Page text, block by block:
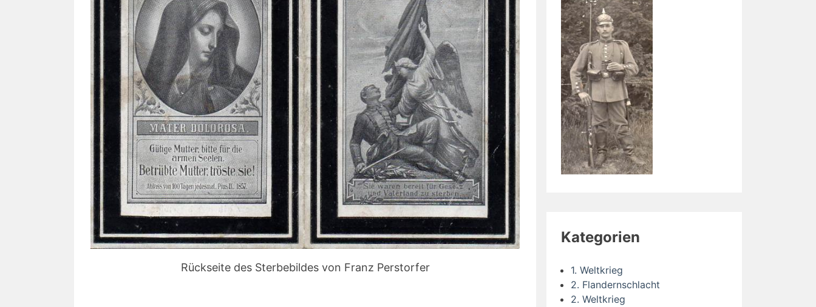
Rückseite des Sterbebildes von Franz Perstorfer
Kategorien
1. Weltkrieg
2. Flandernschlacht
2. Weltkrieg